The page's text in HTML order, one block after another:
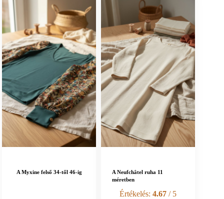
A Myxine felső 34-től 46-ig
A Neufchâtel ruha 11
méretben
Értékelés:4.67 / 5